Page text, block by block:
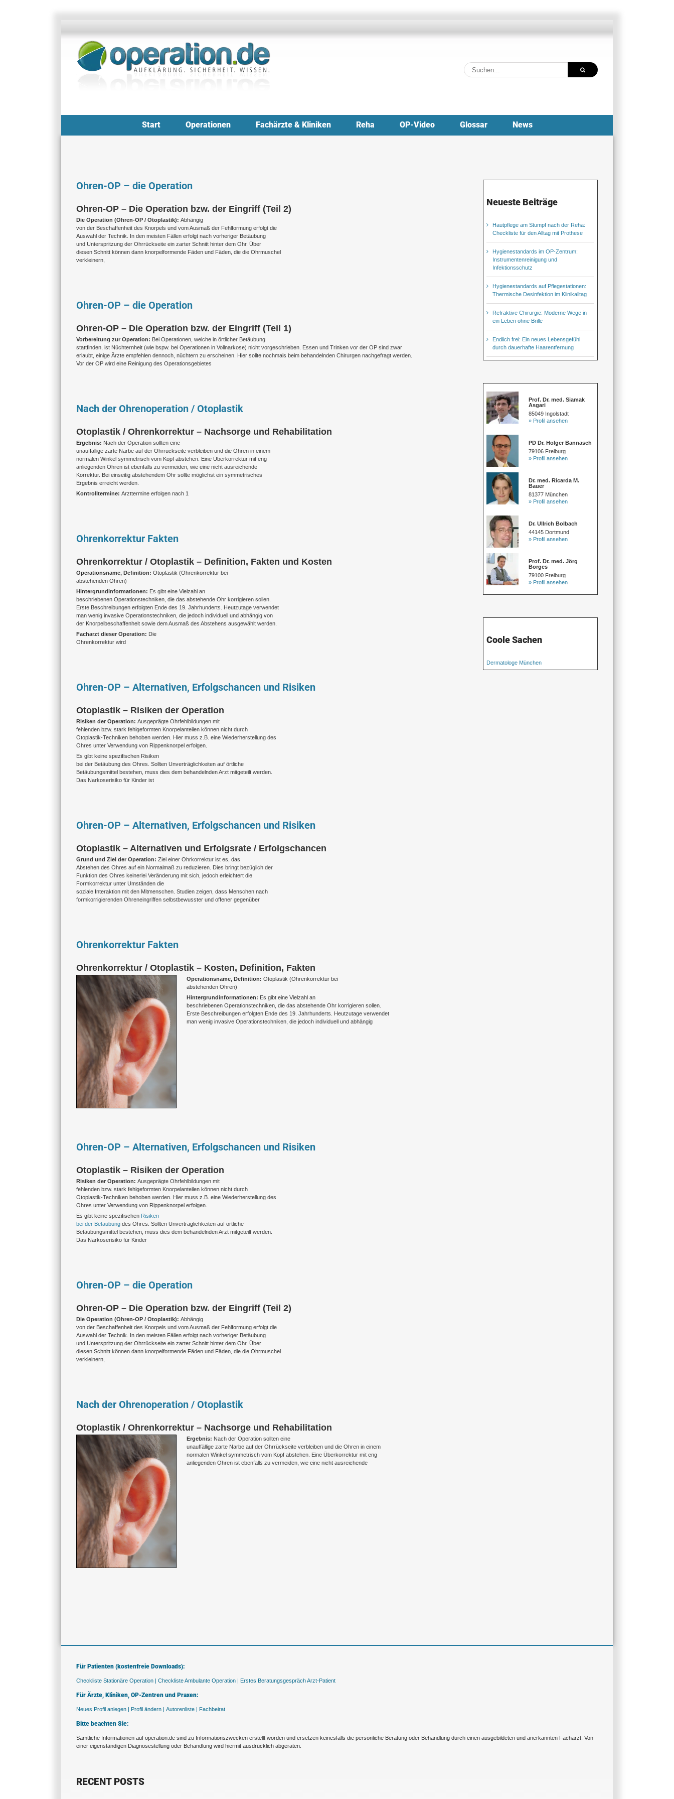
Suche
nach:
Start Operationen Fachärzte & Kliniken Reha OP-Video Glossar News
Ohren-OP – die Operation
Ohren-OP – Die Operation bzw. der Eingriff (Teil 2)
Die Operation (Ohren-OP / Otoplastik): Abhängig
von der Beschaffenheit des Knorpels und vom Ausmaß der Fehlformung erfolgt die
Auswahl der Technik. In den meisten Fällen erfolgt nach vorheriger Betäubung
und Unterspritzung der Ohrrückseite ein zarter Schnitt hinter dem Ohr. Über
diesen Schnitt können dann knorpelformende Fäden und Fäden, die die Ohrmuschel
verkleinern,
Ohren-OP – die Operation
Ohren-OP – Die Operation bzw. der Eingriff (Teil 1)
Vorbereitung zur Operation: Bei Operationen, welche in örtlicher Betäubung
stattfinden, ist Nüchternheit (wie bspw. bei Operationen in Vollnarkose) nicht vorgeschrieben. Essen und Trinken vor der OP sind zwar
erlaubt, einige Ärzte empfehlen dennoch, nüchtern zu erscheinen. Hier sollte nochmals beim behandelnden Chirurgen nachgefragt werden.
Vor der OP wird eine Reinigung des Operationsgebietes
Nach der Ohrenoperation / Otoplastik
Otoplastik / Ohrenkorrektur – Nachsorge und Rehabilitation
Ergebnis: Nach der Operation sollten eine
unauffällige zarte Narbe auf der Ohrrückseite verbleiben und die Ohren in einem
normalen Winkel symmetrisch vom Kopf abstehen. Eine Überkorrektur mit eng
anliegenden Ohren ist ebenfalls zu vermeiden, wie eine nicht ausreichende
Korrektur. Bei einseitig abstehendem Ohr sollte möglichst ein symmetrisches
Ergebnis erreicht werden.
Kontrolltermine: Arzttermine erfolgen nach 1
Ohrenkorrektur Fakten
Ohrenkorrektur / Otoplastik – Definition, Fakten und Kosten
Operationsname, Definition: Otoplastik (Ohrenkorrektur bei
abstehenden Ohren)
Hintergrundinformationen: Es gibt eine Vielzahl an
beschriebenen Operationstechniken, die das abstehende Ohr korrigieren sollen.
Erste Beschreibungen erfolgten Ende des 19. Jahrhunderts. Heutzutage verwendet
man wenig invasive Operationstechniken, die jedoch individuell und abhängig von
der Knorpelbeschaffenheit sowie dem Ausmaß des Abstehens ausgewählt werden.
Facharzt dieser Operation: Die
Ohrenkorrektur wird
Ohren-OP – Alternativen, Erfolgschancen und Risiken
Otoplastik – Risiken der Operation
Risiken der Operation: Ausgeprägte Ohrfehlbildungen mit
fehlenden bzw. stark fehlgeformten Knorpelanteilen können nicht durch
Otoplastik-Techniken behoben werden. Hier muss z.B. eine Wiederherstellung des
Ohres unter Verwendung von Rippenknorpel erfolgen.
Es gibt keine spezifischen Risiken
bei der Betäubung des Ohres. Sollten Unverträglichkeiten auf örtliche
Betäubungsmittel bestehen, muss dies dem behandelnden Arzt mitgeteilt werden.
Das Narkoserisiko für Kinder ist
Ohren-OP – Alternativen, Erfolgschancen und Risiken
Otoplastik – Alternativen und Erfolgsrate / Erfolgschancen
Grund und Ziel der Operation: Ziel einer Ohrkorrektur ist es, das
Abstehen des Ohres auf ein Normalmaß zu reduzieren. Dies bringt bezüglich der
Funktion des Ohres keinerlei Veränderung mit sich, jedoch erleichtert die
Formkorrektur unter Umständen die
soziale Interaktion mit den Mitmenschen. Studien zeigen, dass Menschen nach
formkorrigierenden Ohreneingriffen selbstbewusster und offener gegenüber
Ohrenkorrektur Fakten
Ohrenkorrektur / Otoplastik – Kosten, Definition, Fakten
Operationsname, Definition: Otoplastik (Ohrenkorrektur bei
abstehenden Ohren)
Hintergrundinformationen: Es gibt eine Vielzahl an
beschriebenen Operationstechniken, die das abstehende Ohr korrigieren sollen.
Erste Beschreibungen erfolgten Ende des 19. Jahrhunderts. Heutzutage verwendet
man wenig invasive Operationstechniken, die jedoch individuell und abhängig
Ohren-OP – Alternativen, Erfolgschancen und Risiken
Otoplastik – Risiken der Operation
Risiken der Operation: Ausgeprägte Ohrfehlbildungen mit
fehlenden bzw. stark fehlgeformten Knorpelanteilen können nicht durch
Otoplastik-Techniken behoben werden. Hier muss z.B. eine Wiederherstellung des
Ohres unter Verwendung von Rippenknorpel erfolgen.
Es gibt keine spezifischen Risiken
bei der Betäubung des Ohres. Sollten Unverträglichkeiten auf örtliche
Betäubungsmittel bestehen, muss dies dem behandelnden Arzt mitgeteilt werden.
Das Narkoserisiko für Kinder
Ohren-OP – die Operation
Ohren-OP – Die Operation bzw. der Eingriff (Teil 2)
Die Operation (Ohren-OP / Otoplastik): Abhängig
von der Beschaffenheit des Knorpels und vom Ausmaß der Fehlformung erfolgt die
Auswahl der Technik. In den meisten Fällen erfolgt nach vorheriger Betäubung
und Unterspritzung der Ohrrückseite ein zarter Schnitt hinter dem Ohr. Über
diesen Schnitt können dann knorpelformende Fäden und Fäden, die die Ohrmuschel
verkleinern,
Nach der Ohrenoperation / Otoplastik
Otoplastik / Ohrenkorrektur – Nachsorge und Rehabilitation
Ergebnis: Nach der Operation sollten eine
unauffällige zarte Narbe auf der Ohrrückseite verbleiben und die Ohren in einem
normalen Winkel symmetrisch vom Kopf abstehen. Eine Überkorrektur mit eng
anliegenden Ohren ist ebenfalls zu vermeiden, wie eine nicht ausreichende
Neueste Beiträge
Hautpflege am Stumpf nach der Reha:
Checkliste für den Alltag mit Prothese
Hygienestandards im OP-Zentrum:
Instrumentenreinigung und
Infektionsschutz
Hygienestandards auf Pflegestationen:
Thermische Desinfektion im Klinikalltag
Refraktive Chirurgie: Moderne Wege in
ein Leben ohne Brille
Endlich frei: Ein neues Lebensgefühl
durch dauerhafte Haarentfernung
Prof. Dr. med. Siamak
Asgari
85049 Ingolstadt
» Profil ansehen
PD Dr. Holger Bannasch
79106 Freiburg
» Profil ansehen
Dr. med. Ricarda M.
Bauer
81377 München
» Profil ansehen
Dr. Ullrich Bolbach
44145 Dortmund
» Profil ansehen
Prof. Dr. med. Jörg
Borges
79100 Freiburg
» Profil ansehen
Coole Sachen
Dermatologe München
Für Patienten (kostenfreie Downloads):
Checkliste Stationäre Operation | Checkliste Ambulante Operation | Erstes Beratungsgespräch Arzt-Patient
Für Ärzte, Kliniken, OP-Zentren und Praxen:
Neues Profil anlegen | Profil ändern | Autorenliste | Fachbeirat
Bitte beachten Sie:
Sämtliche Informationen auf operation.de sind zu Informationszwecken erstellt worden und ersetzen keinesfalls die persönliche Beratung oder Behandlung durch einen ausgebildeten und anerkannten Facharzt. Von
einer eigenständigen Diagnosestellung oder Behandlung wird hiermit ausdrücklich abgeraten.
RECENT POSTS